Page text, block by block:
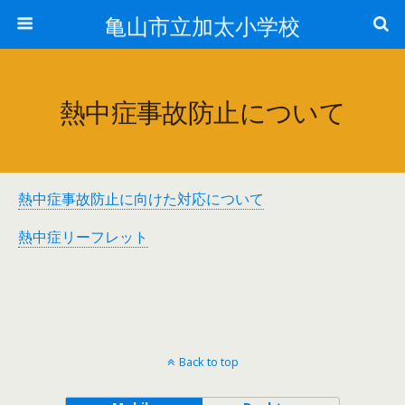
亀山市立加太小学校
熱中症事故防止について
熱中症事故防止に向けた対応について
熱中症リーフレット
Back to top